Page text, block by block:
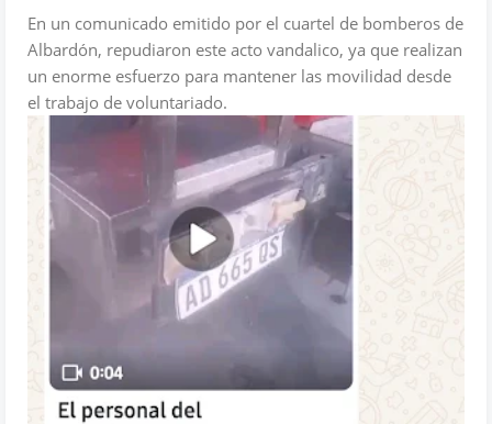
En un comunicado emitido por el cuartel de bomberos de
Albardón, repudiaron este acto vandalico, ya que realizan
un enorme esfuerzo para mantener las movilidad desde
el trabajo de voluntariado.